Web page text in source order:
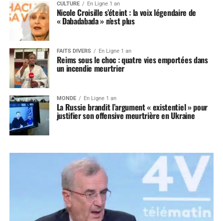
CULTURE En Ligne 1 an
Nicole Croisille s’éteint : la voix légendaire de
« Dabadabada » n’est plus
FAITS DIVERS En Ligne 1 an
Reims sous le choc : quatre vies emportées dans
un incendie meurtrier
MONDE En Ligne 1 an
La Russie brandit l’argument « existentiel » pour
justifier son offensive meurtrière en Ukraine